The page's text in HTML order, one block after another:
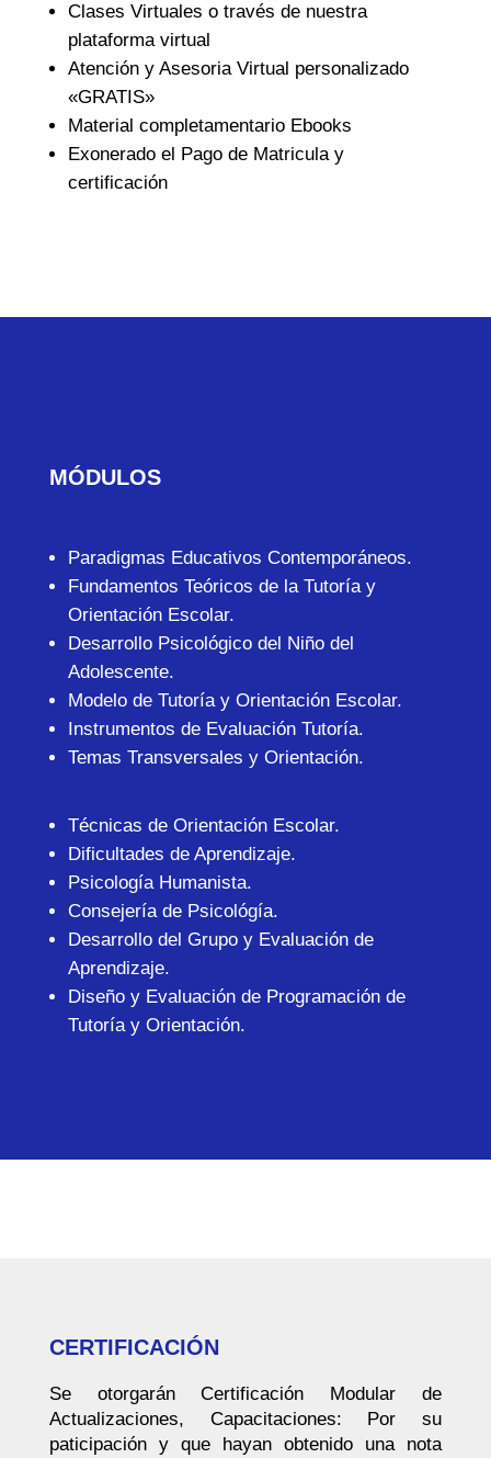
Clases Virtuales o través de nuestra
plataforma virtual
Atención y Asesoria Virtual personalizado
«GRATIS»
Material completamentario Ebooks
Exonerado el Pago de Matricula y
certificación
MÓDULOS
Paradigmas Educativos Contemporáneos.
Fundamentos Teóricos de la Tutoría y
Orientación Escolar.
Desarrollo Psicológico del Niño del
Adolescente.
Modelo de Tutoría y Orientación Escolar.
Instrumentos de Evaluación Tutoría.
Temas Transversales y Orientación.
Técnicas de Orientación Escolar.
Dificultades de Aprendizaje.
Psicología Humanista.
Consejería de Psicológía.
Desarrollo del Grupo y Evaluación de
Aprendizaje.
Diseño y Evaluación de Programación de
Tutoría y Orientación.
CERTIFICACIÓN
Se otorgarán Certificación Modular de
Actualizaciones, Capacitaciones: Por su
paticipación y que hayan obtenido una nota